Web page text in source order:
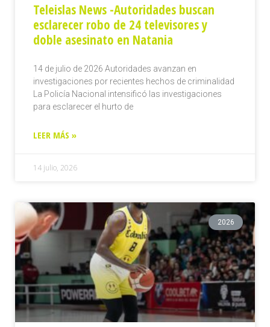
Teleislas News -Autoridades buscan
esclarecer robo de 24 televisores y
doble asesinato en Natania
14 de julio de 2026 Autoridades avanzan en
investigaciones por recientes hechos de criminalidad
La Policía Nacional intensificó las investigaciones
para esclarecer el hurto de
LEER MÁS »
14 julio, 2026
2026